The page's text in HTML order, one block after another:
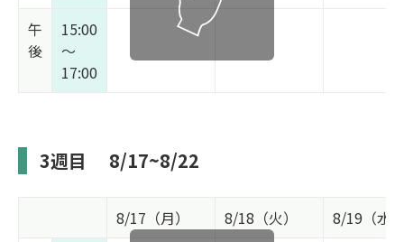
午
後
15:00
～
17:00
3週目 8/17~8/22
8/17（月） 8/18（火）
8/19（水